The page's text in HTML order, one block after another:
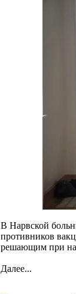
В Нарвской
противников
решающим при
Далее...